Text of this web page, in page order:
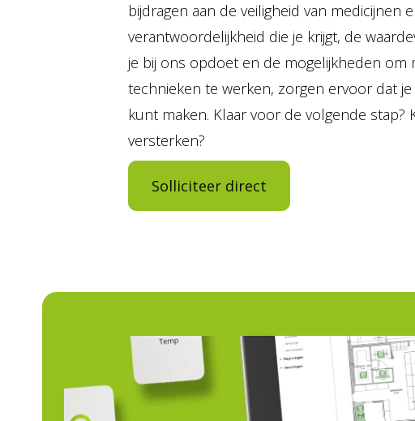
bijdragen aan de veiligheid van medicijnen
verantwoordelijkheid die je krijgt, de
je bij ons opdoet en de mogelijkheden om
technieken te werken, zorgen ervoor dat
kunt maken. Klaar voor de volgende stap?
versterken?
Solliciteer direct